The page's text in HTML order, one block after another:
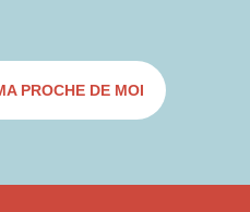
PROCHE DE MOI